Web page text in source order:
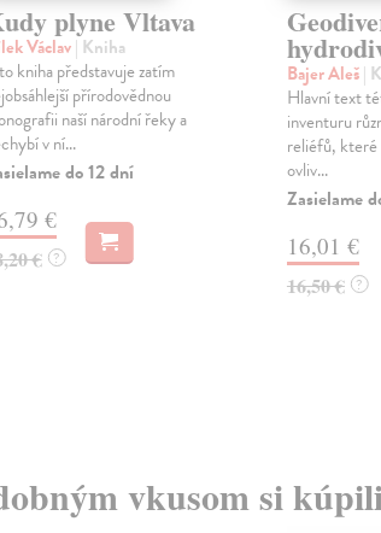
plyne Vltava
Václav| Kniha
kniha představuje zatím
přírodovědnou
naší národní řeky a
v ní...
do 12 dní
€
€ ?
Bajer Aleš|
Hlavní text
inventuru
reliéfů, které
ovliv...
Zasielame
16,01 €
16,50 € ?
vkusom si